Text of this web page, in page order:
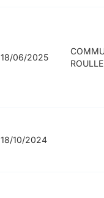
18/06/2025
18/10/2024